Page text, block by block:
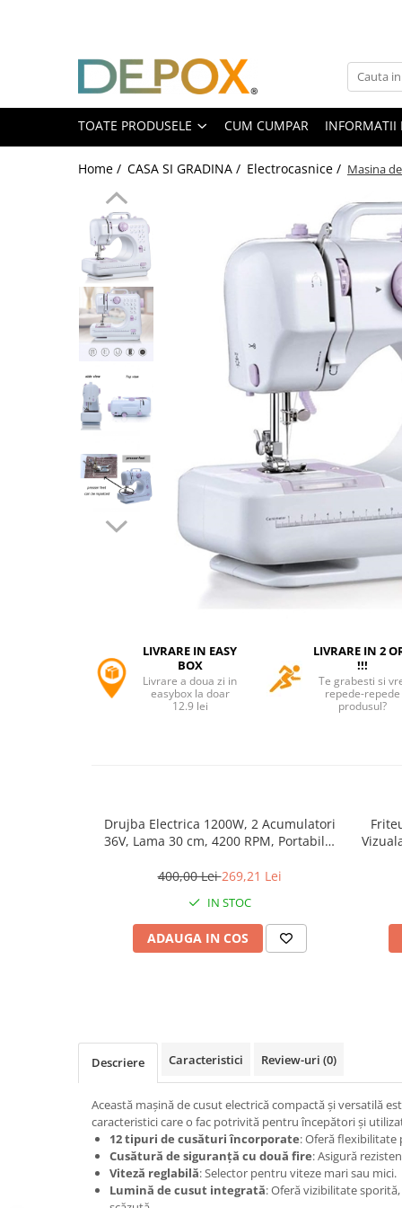
Toate Produsele
SPORT & TIMP LIBER
AUTOAPARARE
Pumnaluri si boxuri
Bastoane telescopice si nunceaguri
Spray autoaparare
Seturi & accesorii autoaparare
VANATOARE, DRUMETII & CAMPING
Cutite vanatoare
Briceaguri fluture & antrenament
Sabii & Macete
Accesorii tactice si sport
Accesori camping & drumetii
Topor camping
Seturi de cutite & accesorii
vanatoare si tactice
Prastii profesionale de vanatoare
ARTICOLE SUPORTERI
SPORTURI DE ECHIPA
Jucarii antistres
Plusuri roblox, rainbow friend
Instrumente muzicale de jucarie
Gaming, Carti & Birotica
Accesorii decorative
Echipamente petrecere
Jocuri de sah si table
Masti si costume adulti
Produse si dispozitive ajutatoare
TOATE PRODUSELE CUM CUMPAR INFORMATII
Home / CASA SI GRADINA / Electrocasnice / Masina
LIVRARE IN EASY
BOX
Livrare a doua zi in
easybox la doar
12.9 lei
LIVRARE IN 2
!!!
Te grabesti si
repede-repede
produsul?
Drujba Electrica 1200W, 2 Acumulatori
36V, Lama 30 cm, 4200 RPM, Portabila,
400,00 Lei269,21 Lei
IN STOC
ADAUGA IN COS
Descriere Caracteristici Review-uri (0)
Această mașină de cusut electrică compactă și versatilă
caracteristici care o fac potrivită pentru începători și
12 tipuri de cusături încorporate: Oferă flexibilitate
Cusătură de siguranță cu două fire: Asigură
Viteză reglabilă: Selector pentru viteze mari sau mici.
Lumină de cusut integrată: Oferă vizibilitate